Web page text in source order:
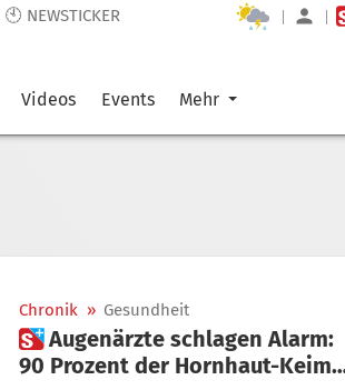
🕙 NEWSTICKER | |
Videos Events Mehr
Chronik » Gesundheit
 Augenärzte schlagen Alarm:
90 Prozent der Hornhaut-Keime